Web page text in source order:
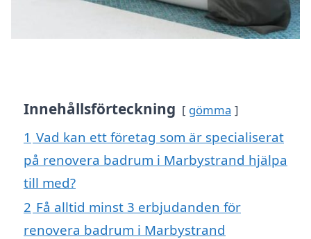
Innehållsförteckning gömma
1 Vad kan ett företag som är specialiserat
på renovera badrum i Marbystrand hjälpa
till med?
2 Få alltid minst 3 erbjudanden för
renovera badrum i Marbystrand